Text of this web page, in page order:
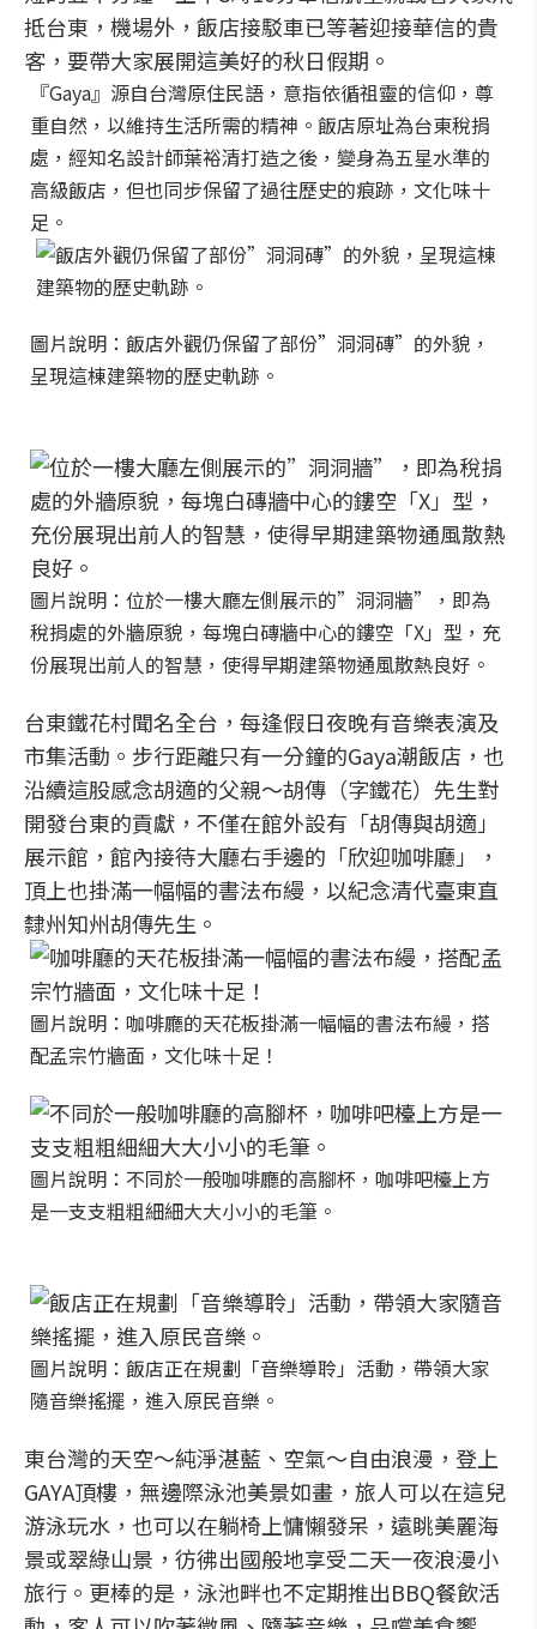
抵台東，機場外，飯店接駁車已等著迎接華信的貴
客，要帶大家展開這美好的秋日假期。
『Gaya』源自台灣原住民語，意指依循祖靈的信仰，尊
重自然，以維持生活所需的精神。飯店原址為台東稅捐
處，經知名設計師葉裕清打造之後，變身為五星水準的
高級飯店，但也同步保留了過往歷史的痕跡，文化味十
足。
圖片說明：飯店外觀仍保留了部份”洞洞磚”的外貌，
呈現這棟建築物的歷史軌跡。
圖片說明：位於一樓大廳左側展示的”洞洞牆”，即為
稅捐處的外牆原貌，每塊白磚牆中心的鏤空「X」型，充
份展現出前人的智慧，使得早期建築物通風散熱良好。
台東鐵花村聞名全台，每逢假日夜晚有音樂表演及
市集活動。步行距離只有一分鐘的Gaya潮飯店，也
沿續這股感念胡適的父親～胡傳（字鐵花）先生對
開發台東的貢獻，不僅在館外設有「胡傳與胡適」
展示館，館內接待大廳右手邊的「欣迎咖啡廳」，
頂上也掛滿一幅幅的書法布縵，以紀念清代臺東直
隸州知州胡傳先生。
圖片說明：咖啡廳的天花板掛滿一幅幅的書法布縵，搭
配孟宗竹牆面，文化味十足！
圖片說明：不同於一般咖啡廳的高腳杯，咖啡吧檯上方
是一支支粗粗細細大大小小的毛筆。
圖片說明：飯店正在規劃「音樂導聆」活動，帶領大家
隨音樂搖擺，進入原民音樂。
東台灣的天空～純淨湛藍、空氣～自由浪漫，登上
GAYA頂樓，無邊際泳池美景如畫，旅人可以在這兒
游泳玩水，也可以在躺椅上慵懶發呆，遠眺美麗海
景或翠綠山景，彷彿出國般地享受二天一夜浪漫小
旅行。更棒的是，泳池畔也不定期推出BBQ餐飲活